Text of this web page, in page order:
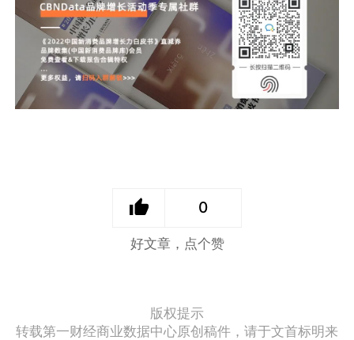
0
好文章，点个赞
版权提示
转载第一财经商业数据中心原创稿件，请于文首标明来